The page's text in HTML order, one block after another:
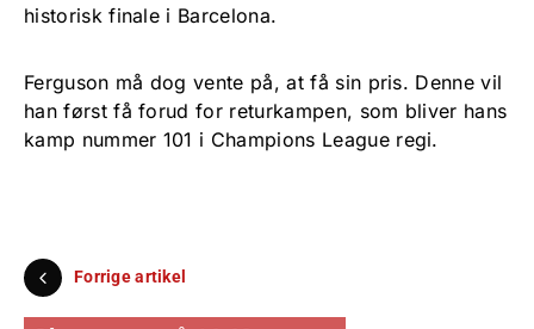
historisk finale i Barcelona.
Ferguson må dog vente på, at få sin pris. Denne vil
han først få forud for returkampen, som bliver hans
kamp nummer 101 i Champions League regi.
Forrige artikel